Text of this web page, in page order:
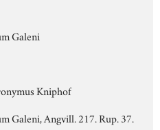
Galeni
Kniphof
Galeni, Angvill. 217. Rup. 37.